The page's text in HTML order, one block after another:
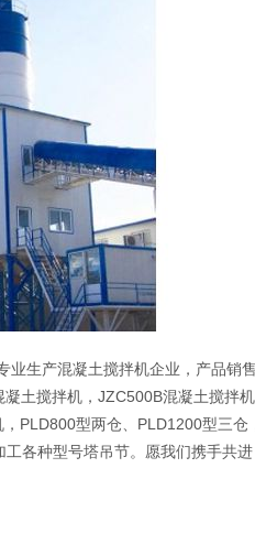
生产混凝土搅拌机企业，产品销
土搅拌机，JZC500B混凝土搅拌
PLD800型两仓、PLD1200型三仓
各种型号塔吊节。愿我们携手共